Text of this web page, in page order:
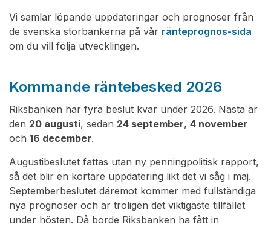
Vi samlar löpande uppdateringar och prognoser från
de svenska storbankerna på vår ränteprognos-sida
om du vill följa utvecklingen.
Kommande räntebesked 2026
Riksbanken har fyra beslut kvar under 2026. Nästa är
den 20 augusti, sedan 24 september, 4 november
och 16 december.
Augustibeslutet fattas utan ny penningpolitisk rapport,
så det blir en kortare uppdatering likt det vi såg i maj.
Septemberbeslutet däremot kommer med fullständiga
nya prognoser och är troligen det viktigaste tillfället
under hösten. Då borde Riksbanken ha fått in